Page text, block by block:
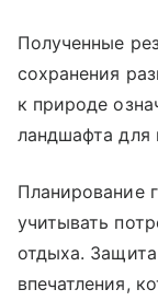
Полученные
сохранения
к природе
ландшафта для
Планирование
учитывать
отдыха.
впечатления,